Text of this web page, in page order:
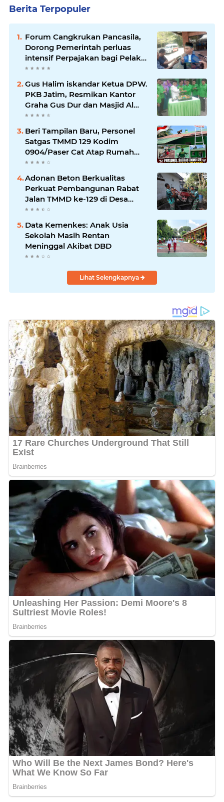
Berita Terpopuler
Forum Cangkrukan Pancasila,
Dorong Pemerintah perluas
intensif Perpajakan bagi Pelaku
Usaha UMKM.
Gus Halim iskandar Ketua DPW.
PKB Jatim, Resmikan Kantor
Graha Gus Dur dan Masjid Al
Iskandariyah, dorong Jadi Pusat
Pelayanan Warga dan Dakwah
Umat.
Beri Tampilan Baru, Personel
Satgas TMMD 129 Kodim
0904/Paser Cat Atap Rumah
Marbot
Adonan Beton Berkualitas
Perkuat Pembangunan Rabat
Jalan TMMD ke-129 di Desa
Ledoktempuro
Data Kemenkes: Anak Usia
Sekolah Masih Rentan
Meninggal Akibat DBD
Lihat Selengkapnya